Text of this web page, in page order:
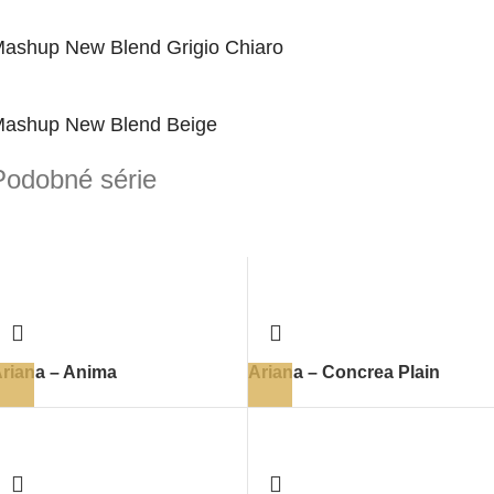
New Blend Grigio Chiaro
New Blend Beige
série
– Anima Ariana – Concrea Plain